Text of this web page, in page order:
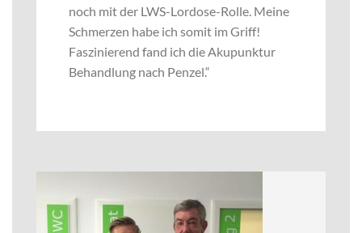
noch mit der LWS-Lordose-Rolle. Meine
Schmerzen habe ich somit im Griff!
Faszinierend fand ich die Akupunktur
Behandlung nach Penzel.“